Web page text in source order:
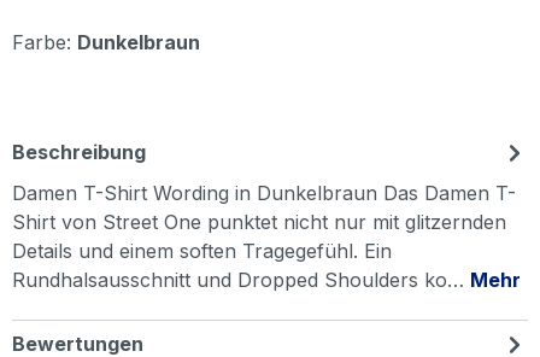
Farbe: Dunkelbraun
Beschreibung
Damen T-Shirt Wording in Dunkelbraun Das Damen T-
Shirt von Street One punktet nicht nur mit glitzernden
Details und einem soften Tragegefühl. Ein
Rundhalsausschnitt und Dropped Shoulders ko… Mehr
Bewertungen